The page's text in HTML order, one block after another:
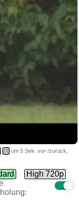
L
um 5 Sek. vor-/zurück,
High 720p